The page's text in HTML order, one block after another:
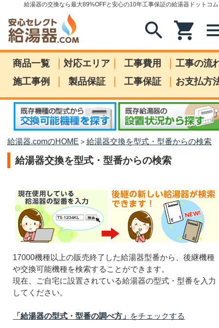
給湯器の交換なら最大89%OFFと安心の10年工事保証の給湯器ドットコム
search shopping_cart
商品一覧 | 対応エリア | 工事費用 | 工事の流
施工事例
| 製品保証 | 工事保証 | お支払方
給湯器.comのHOME > 給湯器交換を型式・型番からの検索
給湯器交換を型式・型番からの検索
17000機種以上の販売終了した給湯器型番から、後継機種
や交換可能機種を検索することができます。
現在、ご自宅に設置されている給湯器の型式・型番を入力
してください。
「給湯器の型式・型番の調べ方」 をチェックする